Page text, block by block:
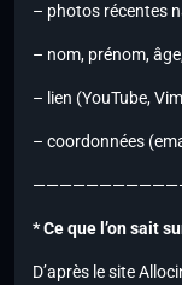
– photos récentes
– nom, prénom,
– lien (YouTube,
– coordonnées
* Ce que l’on sait
D’après le site